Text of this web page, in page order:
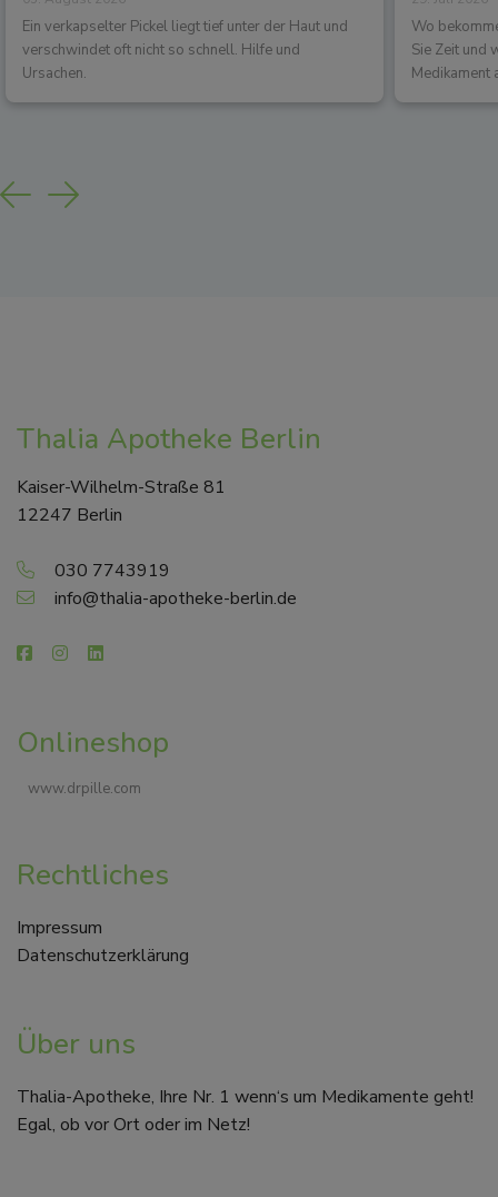
los?
Ein verkapselter Pickel liegt tief unter der Haut und
verschwindet oft nicht so schnell. Hilfe und
Ursachen.
Wo
Sie Zeit und
Medikament
Previous
Next
Thalia Apotheke Berlin
Kaiser-Wilhelm-Straße 81
12247 Berlin
030 7743919
info@thalia-apotheke-berlin.de
Onlineshop
www.drpille.com
Rechtliches
Impressum
Datenschutzerklärung
Über uns
Thalia-Apotheke, Ihre Nr. 1 wenn‘s um Medikamente geht!
Egal, ob vor Ort oder im Netz!